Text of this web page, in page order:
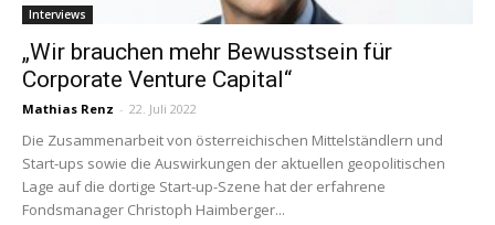
Interviews
„Wir brauchen mehr Bewusstsein für
Corporate Venture Capital“
Mathias Renz - 22. Juli 2022
Die Zusammenarbeit von österreichischen Mittelständlern und
Start-ups sowie die Auswirkungen der aktuellen geopolitischen
Lage auf die dortige Start-up-Szene hat der erfahrene
Fondsmanager Christoph Haimberger...